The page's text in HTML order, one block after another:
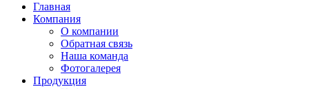
Главная
Компания
О компании
Обратная связь
Наша команда
Фотогалерея
Продукция